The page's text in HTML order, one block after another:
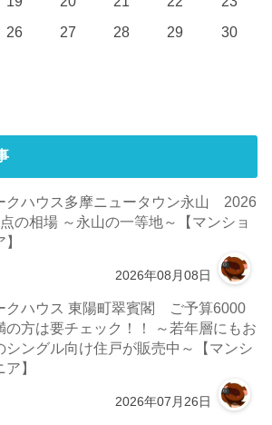
26 27 28 29
30
クハウス多摩ニュータウン永山 2026
の相場 ～永山の一等地～【マンショ
2026年08月08日
クハウス 東陽町翠賓閣 ご予算6000
の方は要チェック！！ ～若年層にもお
シングル向け住戸が販売中～【マンシ
】
2026年07月26日